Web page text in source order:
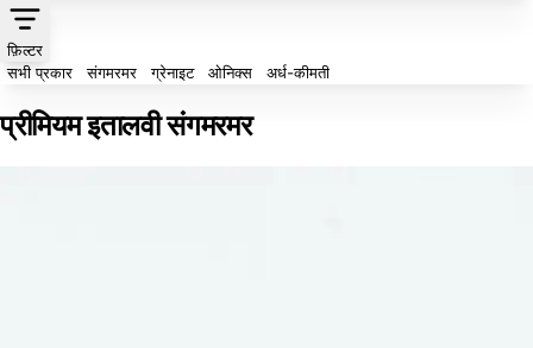
फ़िल्टर
सभी प्रकार
संगमरमर ग्रेनाइट ओनिक्स अर्ध-कीमती
प्रीमियम इतालवी संगमरमर